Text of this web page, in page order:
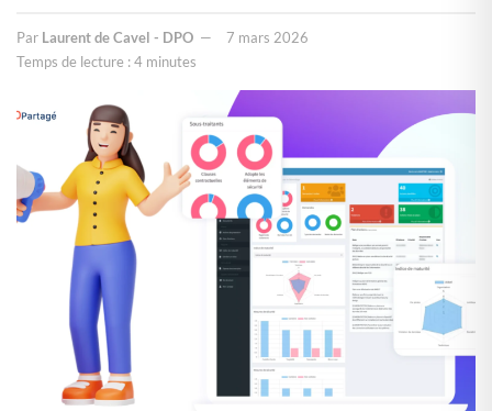
Par Laurent de Cavel - DPO
7 mars 2026
Temps de lecture : 4 minutes